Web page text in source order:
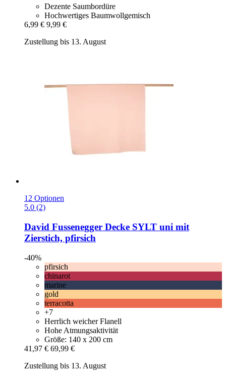
Dezente Saumbordüre
Hochwertiges Baumwollgemisch
6,99 € 9,99 €
Zustellung bis 13. August
12 Optionen
5.0 (2)
David Fussenegger Decke SYLT uni mit
Zierstich, pfirsich
-40%
pfirsich
chinarot
marine
gold
terracotta
+7
Herrlich weicher Flanell
Hohe Atmungsaktivität
Größe: 140 x 200 cm
41,97 € 69,99 €
Zustellung bis 13. August